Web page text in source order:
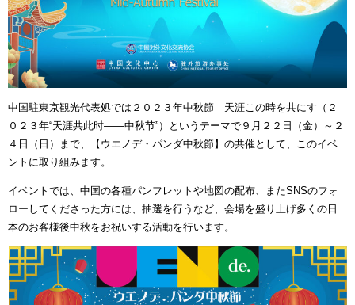
中国駐東京観光代表処では２０２３年中秋節 天涯この時を共にす（２
０２３年“天涯共此时——中秋节”）というテーマで９月２２日（金）～２
４日（日）まで、【ウエノデ・パンダ中秋節】の共催として、このイベ
ントに取り組みます。
イベントでは、中国の各種パンフレットや地図の配布、またSNSのフォ
ローしてくださった方には、抽選を行うなど、会場を盛り上げ多くの日
本のお客様後中秋をお祝いする活動を行います。